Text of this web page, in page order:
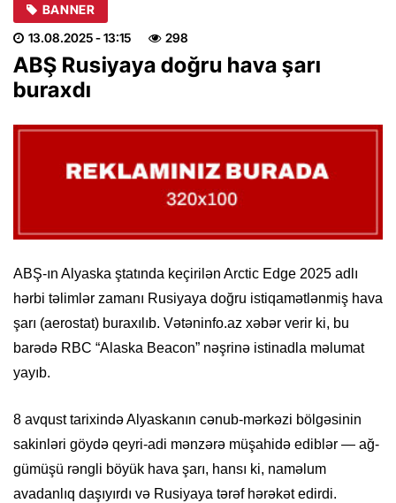
BANNER
13.08.2025- 13:15 298
ABŞ Rusiyaya doğru hava şarı
buraxdı
ABŞ-ın Alyaska ştatında keçirilən Arctic Edge 2025 adlı
hərbi təlimlər zamanı Rusiyaya doğru istiqamətlənmiş hava
şarı (aerostat) buraxılıb. Vətəninfo.az xəbər verir ki, bu
barədə RBC “Alaska Beacon” nəşrinə istinadla məlumat
yayıb.
8 avqust tarixində Alyaskanın cənub-mərkəzi bölgəsinin
sakinləri göydə qeyri-adi mənzərə müşahidə ediblər — ağ-
gümüşü rəngli böyük hava şarı, hansı ki, naməlum
avadanlıq daşıyırdı və Rusiyaya tərəf hərəkət edirdi.